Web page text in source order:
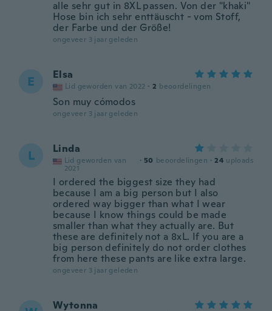
alle sehr gut in 8XL passen. Von der "khaki"
Hose bin ich sehr enttäuscht - vom Stoff,
der Farbe und der Größe!
ongeveer 3 jaar geleden
E Elsa
Lid geworden van 2022 · 2 beoordelingen
Son muy cómodos
ongeveer 3 jaar geleden
L Linda
Lid geworden van
2021
· 50 beoordelingen · 24 uploads
I ordered the biggest size they had
because I am a big person but I also
ordered way bigger than what I wear
because I know things could be made
smaller than what they actually are. But
these are definitely not a 8xL. If you are a
big person definitely do not order clothes
from here these pants are like extra large.
ongeveer 3 jaar geleden
Wytonna